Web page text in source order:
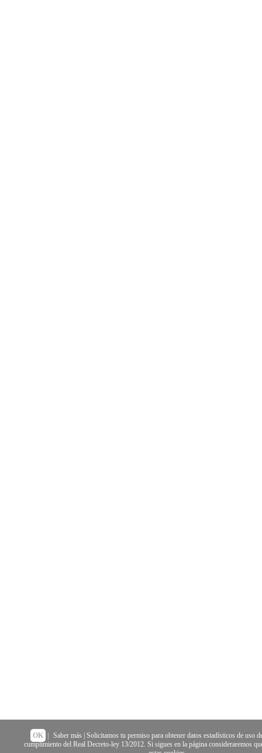
OK Saber más | Solicitamos tu permiso para obtener datos estadísticos de uso
cumplimiento del Real Decreto-ley 13/2012. Si sigues en la página consideraremos